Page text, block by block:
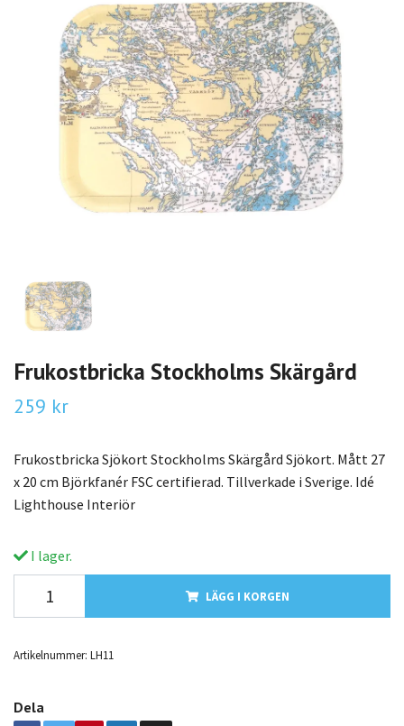
Frukostbricka Stockholms Skärgård
259 kr
Frukostbricka Sjökort Stockholms Skärgård Sjökort. Mått 27
x 20 cm Björkfanér FSC certifierad. Tillverkade i Sverige. Idé
Lighthouse Interiör
I lager.
LÄGG I KORGEN
Artikelnummer: LH11
Dela